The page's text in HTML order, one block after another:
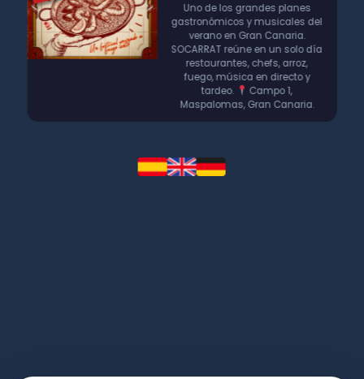
Uno de los grandes planes
gastronómicos y musicales del
verano en Gran Canaria.
SOCARRAT reúne en un solo día
restaurantes, chefs, arroz,
fuego, música en directo y
tardeo.
Campo 1,
Maspalomas, Gran Canaria.